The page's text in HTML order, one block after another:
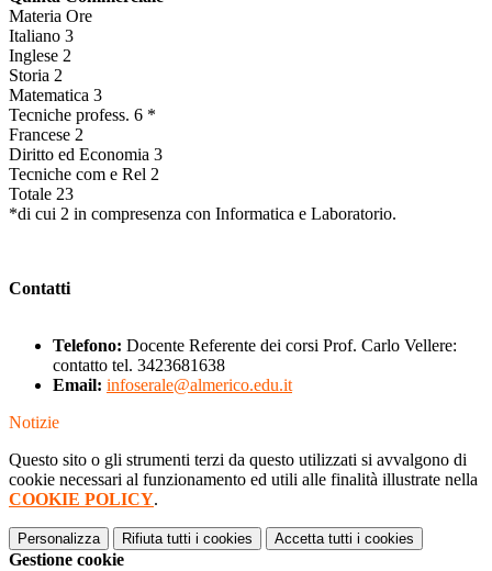
Materia Ore
Italiano 3
Inglese 2
Storia 2
Matematica 3
Tecniche profess. 6 *
Francese 2
Diritto ed Economia 3
Tecniche com e Rel 2
Totale 23
*di cui 2 in compresenza con Informatica e Laboratorio.
Contatti
Telefono: Docente Referente dei corsi Prof. Carlo Vellere:
contatto tel. 3423681638
Email: infoserale@almerico.edu.it
Notizie
Questo sito o gli strumenti terzi da questo utilizzati si avvalgono di
cookie necessari al funzionamento ed utili alle finalità illustrate nella
COOKIE POLICY.
Personalizza Rifiuta tutti i cookies Accetta tutti i cookies
Gestione cookie